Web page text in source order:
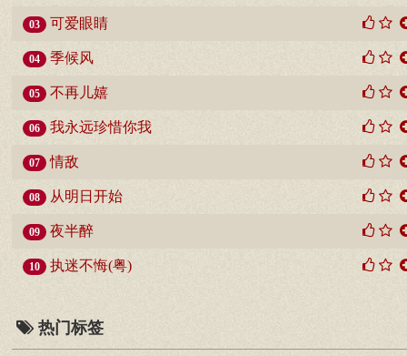
03 可爱眼睛
04 季候风
05 不再儿嬉
06 我永远珍惜你我
07 情敌
08 从明日开始
09 夜半醉
10 执迷不悔(粤)
热门标签